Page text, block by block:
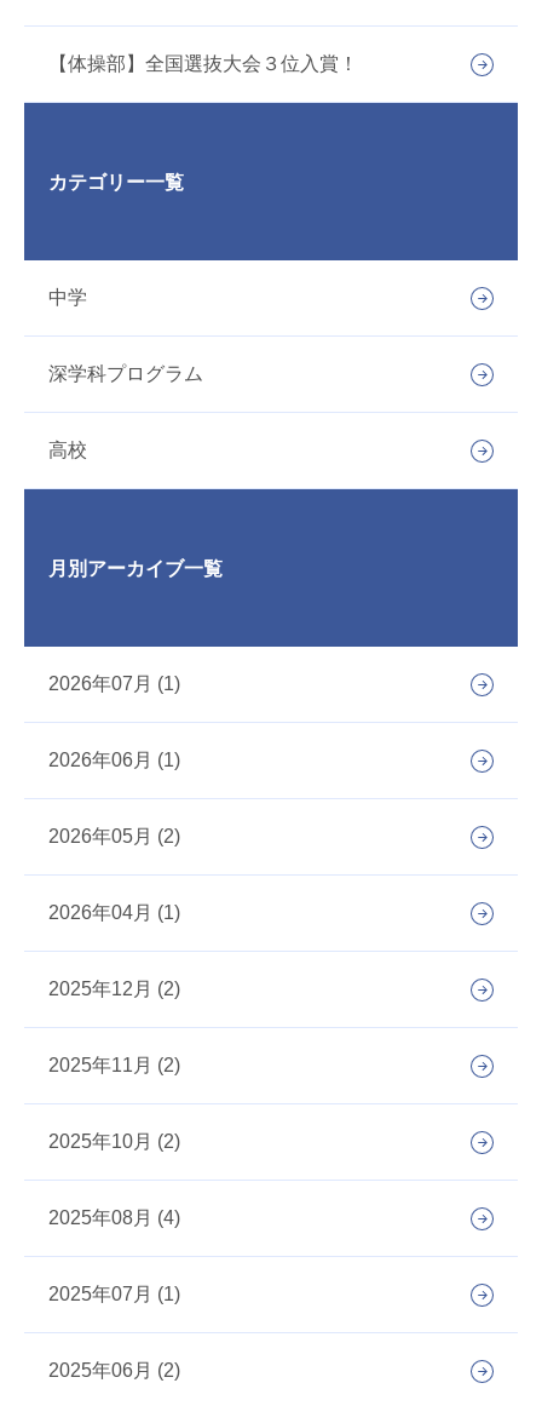
【体操部】全国選抜大会３位入賞！
カテゴリー一覧
中学
深学科プログラム
高校
月別アーカイブ一覧
2026年07月 (1)
2026年06月 (1)
2026年05月 (2)
2026年04月 (1)
2025年12月 (2)
2025年11月 (2)
2025年10月 (2)
2025年08月 (4)
2025年07月 (1)
2025年06月 (2)